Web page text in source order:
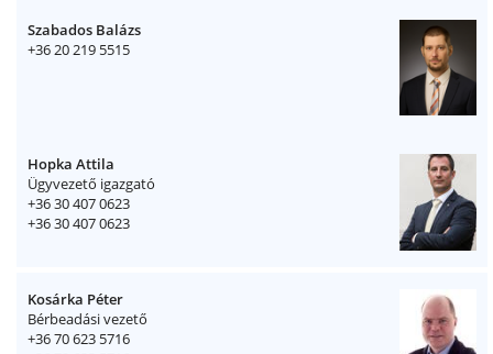
Szabados Balázs
+36 20 219 5515
Hopka Attila
Ügyvezető igazgató
+36 30 407 0623
+36 30 407 0623
Kosárka Péter
Bérbeadási vezető
+36 70 623 5716